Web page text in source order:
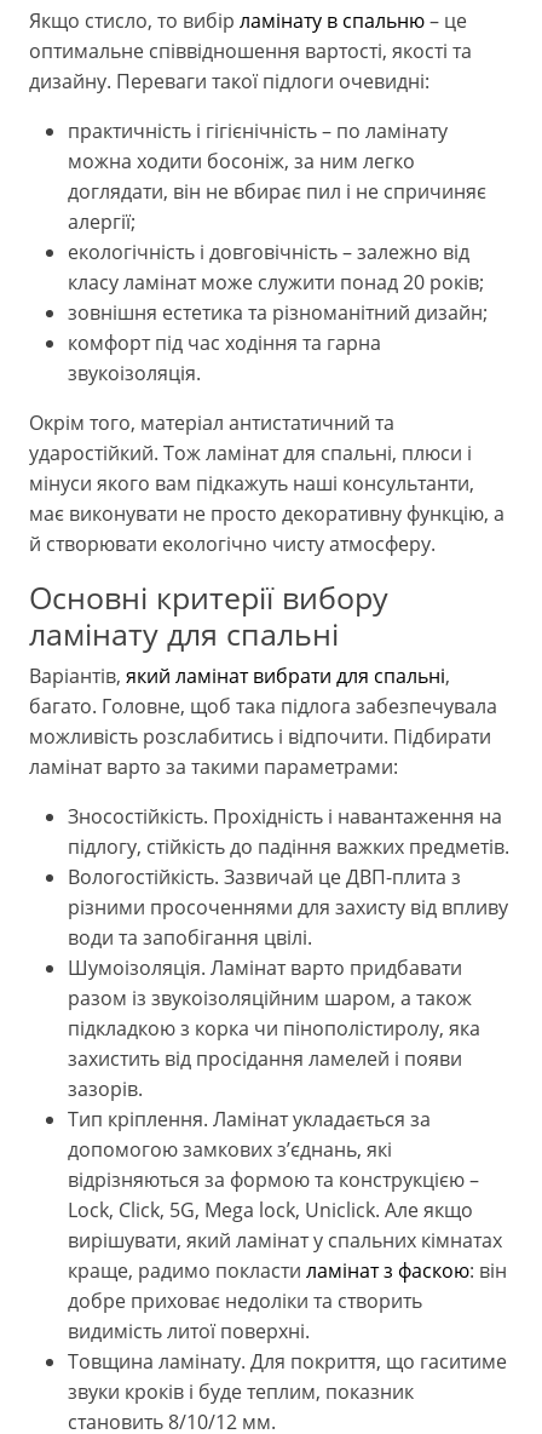
Якщо стисло, то вибір ламінату в спальню– це
оптимальне співвідношення вартості, якості та
дизайну. Переваги такої підлоги очевидні:
практичність і гігієнічність – по ламінату
можна ходити босоніж, за ним легко
доглядати, він не вбирає пил і не спричиняє
алергії;
екологічність і довговічність – залежно від
класу ламінат може служити понад 20 років;
зовнішня естетика та різноманітний дизайн;
комфорт під час ходіння та гарна
звукоізоляція.
Окрім того, матеріал антистатичний та
ударостійкий. Тож ламінат для спальні, плюси і
мінуси якого вам підкажуть наші консультанти,
має виконувати не просто декоративну функцію, а
й створювати екологічно чисту атмосферу.
Основні критерії вибору
ламінату для спальні
Варіантів, який ламінат вибрати для спальні,
багато. Головне, щоб така підлога забезпечувала
можливість розслабитись і відпочити. Підбирати
ламінат варто за такими параметрами:
Зносостійкість. Прохідність і навантаження на
підлогу, стійкість до падіння важких предметів.
Вологостійкість. Зазвичай це ДВП-плита з
різними просоченнями для захисту від впливу
води та запобігання цвілі.
Шумоізоляція. Ламінат варто придбавати
разом із звукоізоляційним шаром, а також
підкладкою з корка чи пінополістиролу, яка
захистить від просідання ламелей і появи
зазорів.
Тип кріплення. Ламінат укладається за
допомогою замкових з’єднань, які
відрізняються за формою та конструкцією –
Lock, Click, 5G, Mega lock, Uniclick. Але якщо
вирішувати, який ламінат у спальних кімнатах
краще, радимо покласти ламінат з фаскою: він
добре приховає недоліки та створить
видимість литої поверхні.
Товщина ламінату. Для покриття, що гаситиме
звуки кроків і буде теплим, показник
становить 8/10/12 мм.